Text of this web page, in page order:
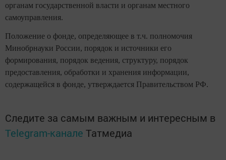
органам государственной власти и органам местного
самоуправления.
Положение о фонде, определяющее в т.ч. полномочия
Минобрнауки России, порядок и источники его
формирования, порядок ведения, структуру, порядок
предоставления, обработки и хранения информации,
содержащейся в фонде, утверждается Правительством РФ.
Следите за самым важным и интересным в
Telegram-канале Татмедиа